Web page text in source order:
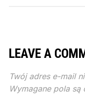
LEAVE A
Twój adres e-mail
Wymagane pola są